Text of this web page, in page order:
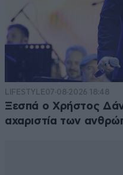
LIFESTYLE07·08·2026 18:48
Ξεσπά ο Χρήστος
αχαριστία των